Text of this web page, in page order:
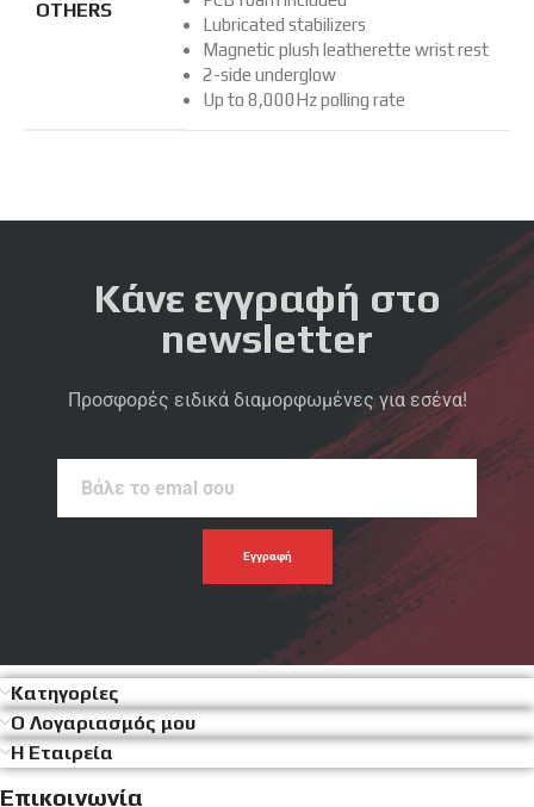
OTHERS
Lubricated stabilizers
Magnetic plush leatherette wrist rest
2-side underglow
Up to 8,000Hz polling rate
Κάνε εγγραφή στο
newsletter
Προσφορές ειδικά διαμορφωμένες για εσένα!
Κατηγορίες
Ο Λογαριασμός μου
Η Εταιρεία
Επικοινωνία